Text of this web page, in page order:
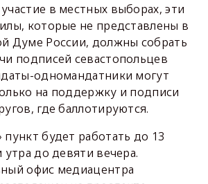
в местных выборах, эти
которые не представлены в
Думе России, должны собрать
подписей севастопольцев
одномандатники могут
на поддержку и подписи
где баллотируются.
будет работать до 13
до девяти вечера.
офис медиацентра